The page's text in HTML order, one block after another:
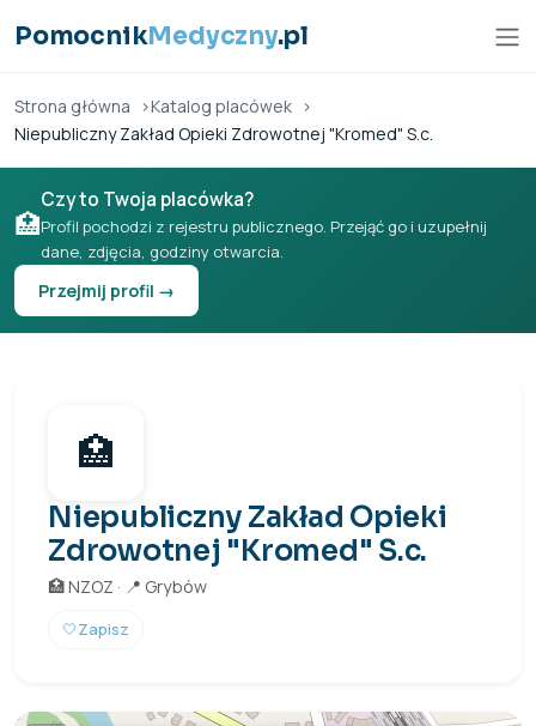
PomocnikMedyczny.pl
Strona główna
Katalog placówek
Niepubliczny Zakład Opieki Zdrowotnej "Kromed" S.c.
🏥
Czy to Twoja placówka?
Profil pochodzi z rejestru publicznego. Przejąć go i uzupełnij
dane, zdjęcia, godziny otwarcia.
Przejmij profil →
🏥
Niepubliczny Zakład Opieki
Zdrowotnej "Kromed" S.c.
🏥 NZOZ · 📍 Grybów
🤍Zapisz